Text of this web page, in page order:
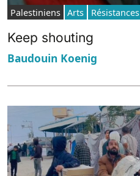
Palestiniens Arts Résistances
Keep shouting
Baudouin Koenig